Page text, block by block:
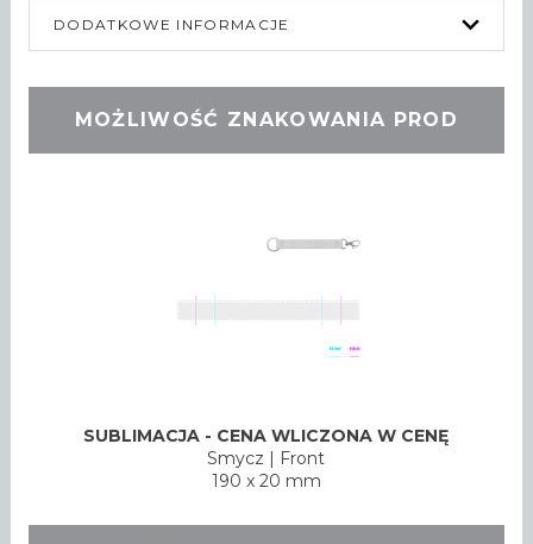
DODATKOWE INFORMACJE
MOŻLIWOŚĆ ZNAKOWANIA PROD
SUBLIMACJA - CENA WLICZONA W CENĘ
Smycz | Front
190 x 20 mm